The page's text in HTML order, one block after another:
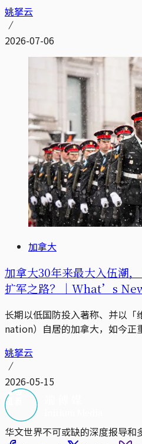
姚拏云
2026-07-06
加拿大
加拿大30年来最大入伍潮
扩军之路？｜What’s
长期以低国防投入著称、并以
nation）自居的加拿大，如今正
姚拏云
2026-05-15
华文世界不可或缺的深度报导和